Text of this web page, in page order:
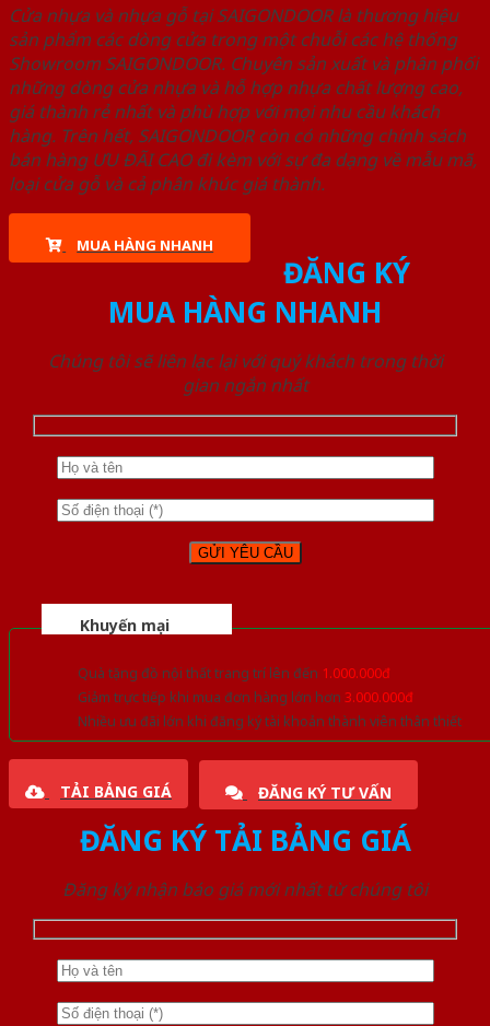
Cửa nhựa và nhựa gỗ tại SAIGONDOOR là thương hiệu
sản phẩm các dòng cửa trong một chuỗi các hệ thống
Showroom SAIGONDOOR. Chuyên sản xuất và phân phối
những dòng cửa nhựa và hỗ hợp nhựa chất lượng cao,
giá thành rẻ nhất và phù hợp với mọi nhu cầu khách
hàng. Trên hết, SAIGONDOOR còn có những chính sách
bán hàng ƯU ĐÃI CAO đi kèm với sự đa dạng về mẫu mã,
loại cửa gỗ và cả phân khúc giá thành.
MUA HÀNG NHANH
ĐĂNG KÝ
MUA HÀNG NHANH
Chúng tôi sẽ liên lạc lại với quý khách trong thời
gian ngắn nhất
Khuyến mại
Quà tặng đồ nội thất trang trí lên đến 1.000.000đ
Giảm trực tiếp khi mua đơn hàng lớn hơn 3.000.000đ
Nhiều ưu đãi lớn khi đăng ký tài khoản thành viên thân thiết
TẢI BẢNG GIÁ ĐĂNG KÝ TƯ VẤN
ĐĂNG KÝ TẢI BẢNG GIÁ
Đăng ký nhận báo giá mới nhất từ chúng tôi